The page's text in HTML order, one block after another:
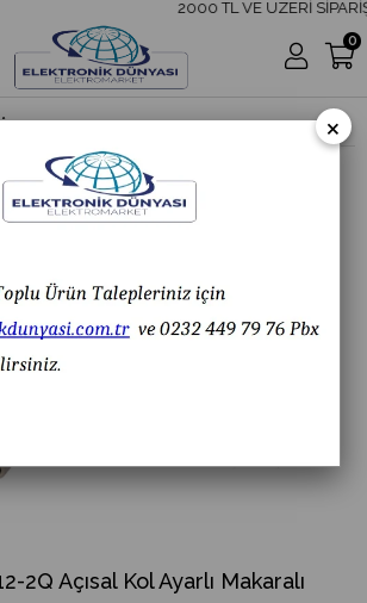
2000 TL VE ÜZERİ
0
CNTD CWLCA12-2Q Açısal Kol Ayarlı Makaralı Limit Switch
2Q Açısal Kol Ayarlı Makaralı
×